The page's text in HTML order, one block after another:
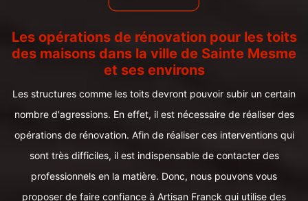
Les opérations de rénovation pour les toits
des maisons dans la ville de Sainte Mesme
et ses environs
Les structures comme les toits devront pouvoir subir un certain
nombre d'agressions. En effet, il est nécessaire de réaliser des
opérations de rénovation. Afin de réaliser ces interventions qui
sont très difficiles, il est indispensable de contacter des
professionnels en la matière. Donc, nous pouvons vous
proposer de faire confiance à Artisan Franck qui utilise des